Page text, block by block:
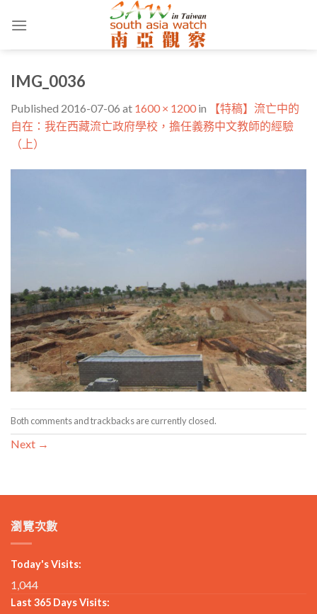
IMG_0036
Published 2016-07-06 at 1600 × 1200 in
【特稿】流亡中的
自在：我在西藏流亡政府學校，擔任義務中文教師的經驗
（上）
Both comments and trackbacks are currently closed.
Next →
瀏覽次數
Today's Visits:
1,044
Last 365 Days Visits: